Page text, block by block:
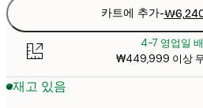
카트에 추가-
4-7 영업일
₩449,999 이상
재고 있음